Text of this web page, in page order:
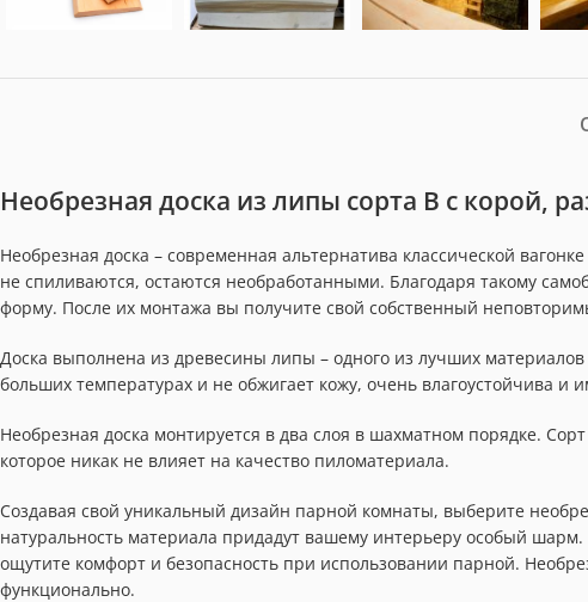
Необрезная доска из липы сорта В с корой,
Необрезная доска – современная альтернатива классической
не спиливаются, остаются необработанными. Благодаря такому
форму. После их монтажа вы получите свой собственный
Доска выполнена из древесины липы – одного из лучших
больших температурах и не обжигает кожу, очень влагоустойчива
Необрезная доска монтируется в два слоя в шахматном порядке.
которое никак не влияет на качество пиломатериала.
Создавая свой уникальный дизайн парной комнаты, выберите
натуральность материала придадут вашему интерьеру особый
ощутите комфорт и безопасность при использовании парной.
функционально.